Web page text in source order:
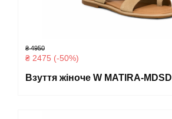
₴ 4950
₴ 2475 (-50%)
Взуття жіноче W MATIRA-MDSD